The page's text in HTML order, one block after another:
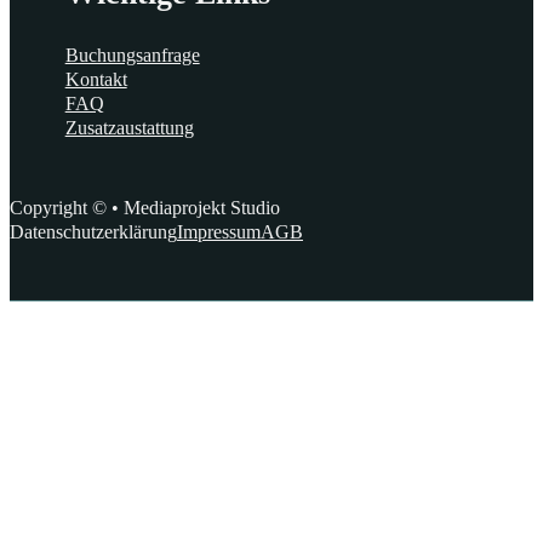
Buchungsanfrage
Kontakt
FAQ
Zusatzaustattung
Copyright © • Mediaprojekt Studio
DatenschutzerklärungImpressumAGB